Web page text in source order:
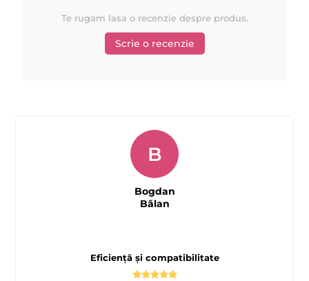
Te rugam lasa o recenzie despre produs.
Scrie o recenzie
Eficiență și compatibilitate
B
Bogdan
Bălan